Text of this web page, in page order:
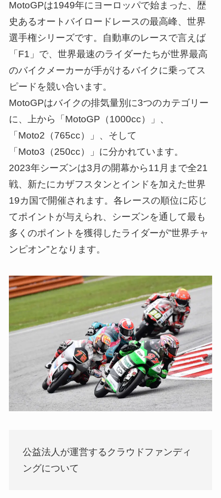
MotoGPは1949年にヨーロッパで始まった、歴
史あるオートバイロードレースの最高峰、世界
選手権シリーズです。自動車のレースで言えば
「F1」で、世界最速のライダーたちが世界最高
のバイクメーカーが手がけるバイクに乗ってス
ピードを競い合います。
MotoGPはバイクの排気量別に3つのカテゴリー
に、上から「MotoGP（1000cc）」、
「Moto2（765cc）」、そして
「Moto3（250cc）」に分かれています。
2023年シーズンは3月の開幕から11月まで全21
戦、新たにカザフスタンとインドを加えた世界
19カ国で開催されます。各レースの順位に応じ
てポイントが与えられ、シーズンを通して最も
多くのポイントを獲得したライダーが”世界チャ
ンピオン”となります。
公益法人が運営するクラウドファンディ
ングについて